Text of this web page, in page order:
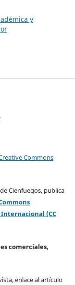
y
Commons
Cienfuegos, publica
(CC
comerciales,
enlace al artículo